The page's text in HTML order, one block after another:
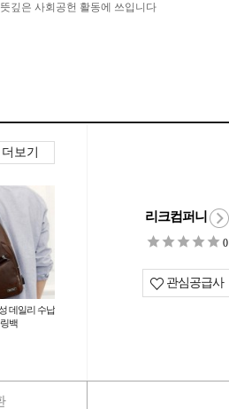
깊은 사회공헌 활동에 쓰입니다
더보기
데일리 수납
백
리크컴퍼니
0
관심공급사